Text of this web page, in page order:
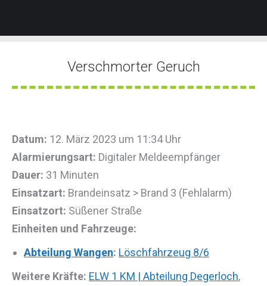
Verschmorter Geruch
Sie befinden sich hier:
Datum: 12. März 2023 um 11:34 Uhr
Alarmierungsart: Digitaler Meldeempfänger
Dauer: 31 Minuten
Einsatzart: Brandeinsatz > Brand 3 (Fehlalarm)
Einsatzort: Süßener Straße
Einheiten und Fahrzeuge:
Abteilung Wangen: Löschfahrzeug 8/6
Weitere Kräfte: ELW 1 KM | Abteilung Degerloch,